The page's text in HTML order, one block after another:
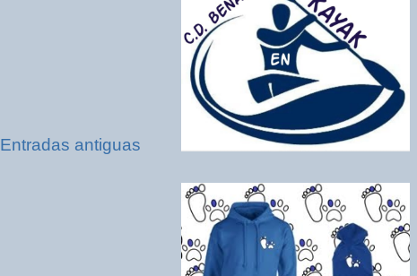
Entradas antiguas